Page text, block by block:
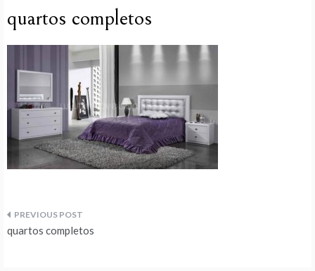
quartos completos
Navegação
quartos completos